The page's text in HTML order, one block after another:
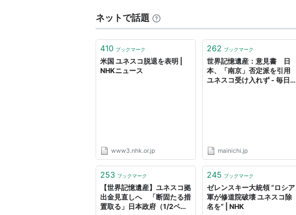
ネットで話題
410 ブックマーク
米国 ユネスコ脱退を表明 |
NHKニュース
www3.nhk.or.jp
262 ブックマーク
世界記憶遺産：意見書 日
本、「南京」否定派を引用
ユネスコ受け入れず - 毎日新
mainichi.jp
253 ブックマーク
【世界記憶遺産】ユネスコ拠
出金見直しへ 「断固たる措
置取る」日本政府（1/2ペー
245 ブックマーク
ゼレンスキー大統領 “ロシア
軍が修道院破壊 ユネスコ除
名を” | NHK